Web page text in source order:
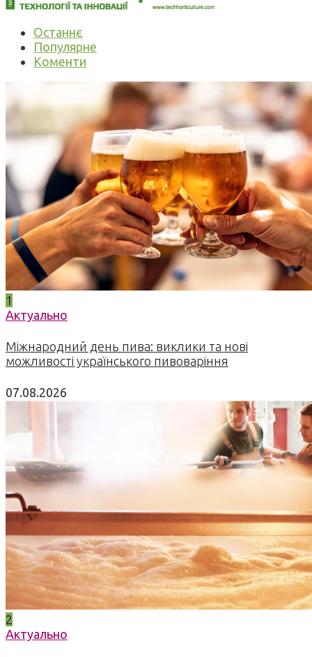
Останнє
Популярне
Коменти
1
Актуально
Міжнародний день пива: виклики та нові
можливості українського пивоваріння
07.08.2026
2
Актуально